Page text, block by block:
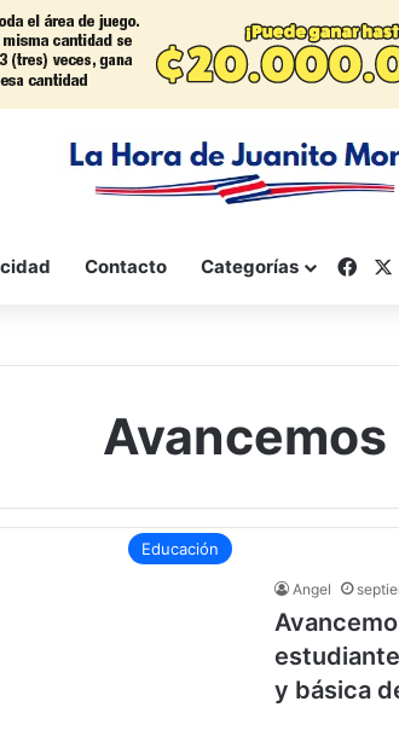
Contacto Categorías
Avancemos
Educación
Angel
y básica